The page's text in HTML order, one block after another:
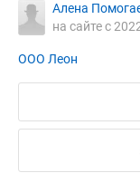
Алена
на сайте с
ООО Леон